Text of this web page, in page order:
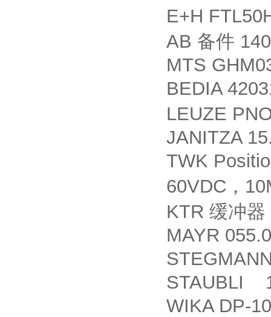
E+H
AB 备件
MTS
BEDIA
LEUZE
JANITZA
TWK
60VDC ，
KTR 缓冲器
MAYR
STAUBLI
WIKA DP-